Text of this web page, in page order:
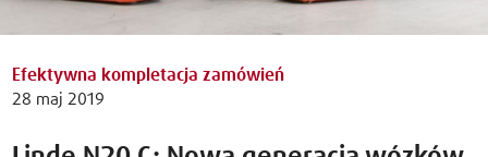
Efektywna kompletacja zamówień
28 maj 2019